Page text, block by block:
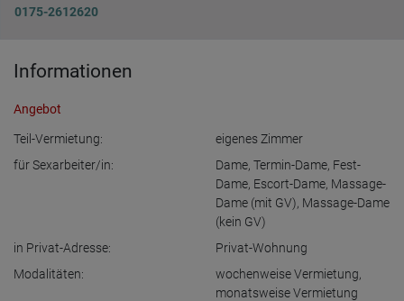
0175-2612620
Informationen
Angebot
Teil-Vermietung:
eigenes Zimmer
für Sexarbeiter/in:
Dame, Termin-Dame, Fest-
Dame, Escort-Dame, Massage-
Dame (mit GV), Massage-Dame
(kein GV)
in Privat-Adresse:
Privat-Wohnung
Modalitäten:
wochenweise Vermietung,
monatsweise Vermietung